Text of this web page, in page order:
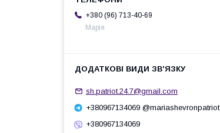
+380 (96) 713-40-69
Марія
sh.patriot.24.7@gmail.com
+380967134069 @mariashevronpatriot
+380967134069